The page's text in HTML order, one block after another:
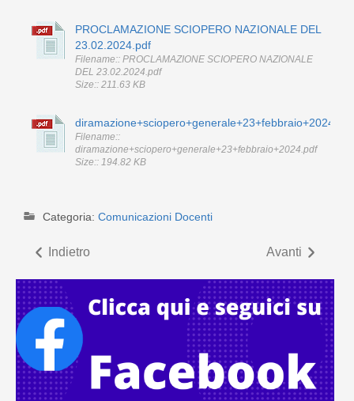
PROCLAMAZIONE SCIOPERO NAZIONALE DEL
23.02.2024.pdf
Filename:: PROCLAMAZIONE SCIOPERO NAZIONALE
DEL 23.02.2024.pdf
Size:: 211.63 KB
diramazione+sciopero+generale+23+febbraio+2024.pdf
Filename::
diramazione+sciopero+generale+23+febbraio+2024.pdf
Size:: 194.82 KB
Categoria: Comunicazioni Docenti
Indietro Avanti